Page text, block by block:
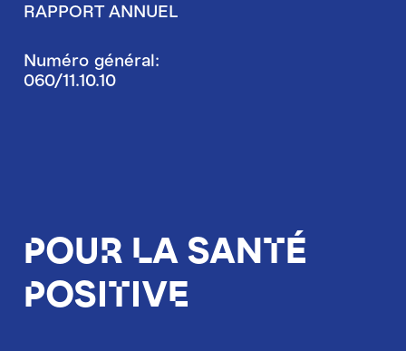
RAPPORT ANNUEL
Numéro général:
060/11.10.10
Pour la santé
positive